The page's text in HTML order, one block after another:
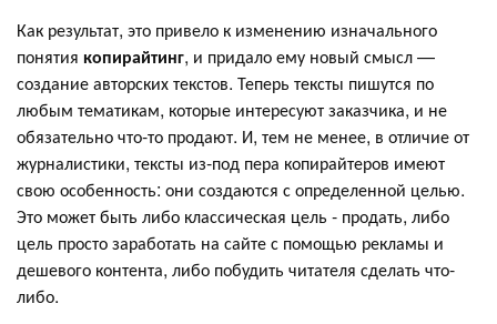
Как результат, это привело к изменению изначального
понятия копирайтинг, и придало ему новый смысл —
создание авторских текстов. Теперь тексты пишутся по
любым тематикам, которые интересуют заказчика, и не
обязательно что-то продают. И, тем не менее, в отличие от
журналистики, тексты из-под пера копирайтеров имеют
свою особенность: они создаются с определенной целью.
Это может быть либо классическая цель - продать, либо
цель просто заработать на сайте с помощью рекламы и
дешевого контента, либо побудить читателя сделать что-
либо.